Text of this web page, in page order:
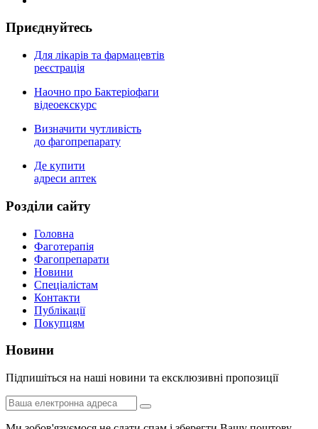
Приєднуйтесь
Для лікарів та фармацевтів
реєстрація
Наочно про Бактеріофаги
відеоекскурс
Визначити чутливість
до фагопрепарату
Де купити
адреси аптек
Роздiли сайту
Головна
Фаготерапія
Фагопрепарати
Новини
Спеціалістам
Контакти
Публікації
Покупцям
Новини
Пiдпишiться на нашi новини та ексклюзивні пропозиції